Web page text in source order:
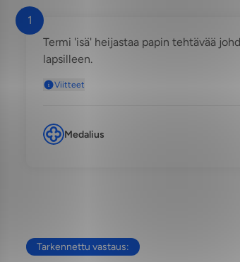
1
Termi 'isä' heijastaa papin tehtävää
lapsilleen.
Viitteet
Medalius
Tarkennettu vastaus: